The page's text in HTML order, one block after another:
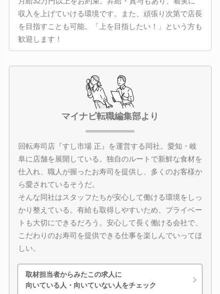
収入を上げていける環境です。また、頑張り次第で店長
を目指すことも可能。「上を目指したい！」という方も
歓迎します！
マイナビ転職編集部より
回転寿司店『すし市場 正』を運営する同社。愛知・岐
阜に店舗を展開している。独自のルートで新鮮な食材を
仕入れ、職人が握ったお寿司を提供し、多くのお客様か
ら愛されているそうだ。
そんな同社はスタッフたちが安心して働ける環境をしっ
かり整えている。有給も取得しやすいため、プライベー
トも大切にできるだろう。安心して長く働ける会社で、
こだわりのお寿司を提供できる仕事を楽しんでいってほ
しい。
取材担当者からみたこの求人に
向いている人・向いていない人をチェック